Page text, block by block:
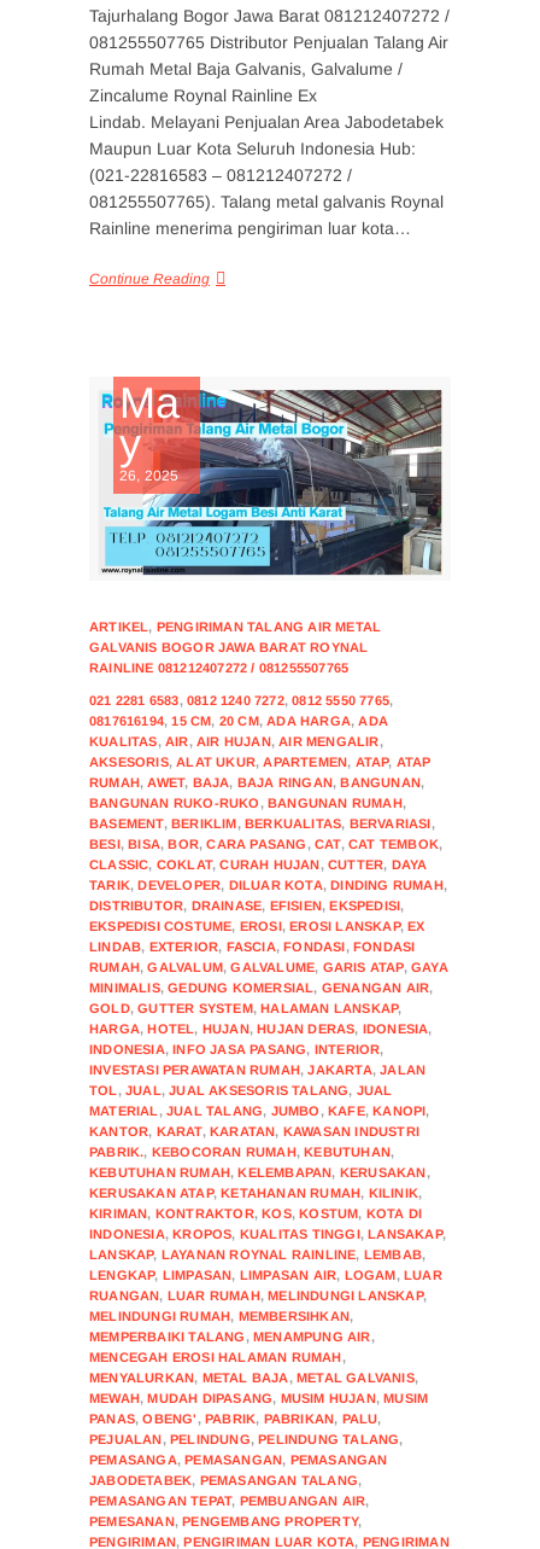
Tajurhalang Bogor Jawa Barat 081212407272 /
081255507765 Distributor Penjualan Talang Air
Rumah Metal Baja Galvanis, Galvalume /
Zincalume Roynal Rainline Ex
Lindab. Melayani Penjualan Area Jabodetabek
Maupun Luar Kota Seluruh Indonesia Hub:
(021-22816583 – 081212407272 /
081255507765). Talang metal galvanis Roynal
Rainline menerima pengiriman luar kota…
Continue Reading
Ma
y
26, 2025
ARTIKEL, PENGIRIMAN TALANG AIR METAL
GALVANIS BOGOR JAWA BARAT ROYNAL
RAINLINE 081212407272 / 081255507765
021 2281 6583,0812 1240 7272,0812 5550 7765,
0817616194,15 CM, 20 CM,ADA HARGA,ADA
KUALITAS,AIR,AIR HUJAN,AIR MENGALIR,
AKSESORIS,ALAT UKUR,APARTEMEN, ATAP, ATAP
RUMAH,AWET, BAJA, BAJA RINGAN,BANGUNAN,
BANGUNAN RUKO-RUKO ,BANGUNAN RUMAH,
BASEMENT,BERIKLIM,BERKUALITAS, BERVARIASI,
BESI,BISA,BOR,CARA PASANG ,CAT,CAT TEMBOK,
CLASSIC, COKLAT,CURAH HUJAN,CUTTER, DAYA
TARIK,DEVELOPER, DILUAR KOTA,DINDING RUMAH,
DISTRIBUTOR, DRAINASE, EFISIEN,EKSPEDISI,
EKSPEDISI COSTUME, EROSI,EROSI LANSKAP,EX
LINDAB, EXTERIOR, FASCIA,FONDASI,FONDASI
RUMAH,GALVALUM,GALVALUME, GARIS ATAP,GAYA
MINIMALIS,GEDUNG KOMERSIAL, GENANGAN AIR,
GOLD,GUTTER SYSTEM,HALAMAN LANSKAP,
HARGA,HOTEL, HUJAN,HUJAN DERAS, IDONESIA,
INDONESIA,INFO JASA PASANG, INTERIOR,
INVESTASI PERAWATAN RUMAH,JAKARTA,JALAN
TOL ,JUAL,JUAL AKSESORIS TALANG, JUAL
MATERIAL ,JUAL TALANG, JUMBO ,KAFE,KANOPI,
KANTOR, KARAT,KARATAN, KAWASAN INDUSTRI
PABRIK., KEBOCORAN RUMAH,KEBUTUHAN,
KEBUTUHAN RUMAH,KELEMBAPAN, KERUSAKAN,
KERUSAKAN ATAP,KETAHANAN RUMAH, KILINIK,
KIRIMAN, KONTRAKTOR,KOS,KOSTUM, KOTA DI
INDONESIA,KROPOS, KUALITAS TINGGI,LANSAKAP,
LANSKAP, LAYANAN ROYNAL RAINLINE, LEMBAB,
LENGKAP, LIMPASAN, LIMPASAN AIR, LOGAM,LUAR
RUANGAN, LUAR RUMAH,MELINDUNGI LANSKAP,
MELINDUNGI RUMAH, MEMBERSIHKAN,
MEMPERBAIKI TALANG ,MENAMPUNG AIR,
MENCEGAH EROSI HALAMAN RUMAH,
MENYALURKAN, METAL BAJA,METAL GALVANIS,
MEWAH,MUDAH DIPASANG, MUSIM HUJAN,MUSIM
PANAS,OBENG' ,PABRIK, PABRIKAN, PALU,
PEJUALAN,PELINDUNG,PELINDUNG TALANG,
PEMASANGA,PEMASANGAN, PEMASANGAN
JABODETABEK, PEMASANGAN TALANG,
PEMASANGAN TEPAT, PEMBUANGAN AIR,
PEMESANAN,PENGEMBANG PROPERTY,
PENGIRIMAN,PENGIRIMAN LUAR KOTA, PENGIRIMAN